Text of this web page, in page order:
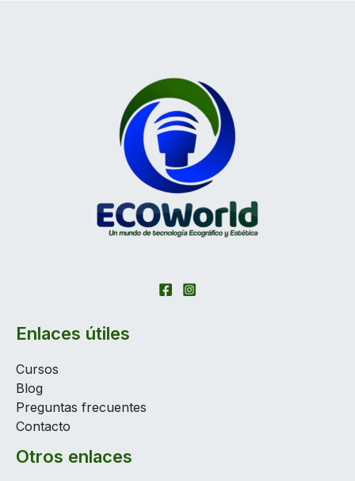
Enlaces útiles
Cursos
Blog
Preguntas frecuentes
Contacto
Otros enlaces